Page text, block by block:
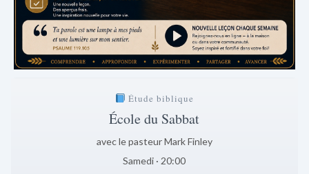
Étude biblique
École du Sabbat
avec le pasteur Mark Finley
Samedi · 20:00